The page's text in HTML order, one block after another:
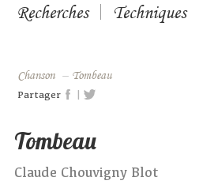
Recherches Techniques
Chanson – Tombeau
Partager |
Tombeau
Claude Chouvigny Blot